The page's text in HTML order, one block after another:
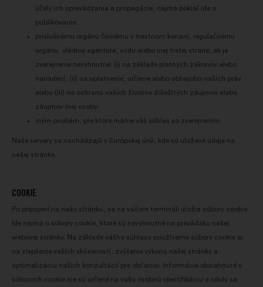
účely ich sprevádzania a propagácie, najmä pokiaľ ide o
publikovanie.
príslušnému orgánu činnému v trestnom konaní, regulačnému
orgánu, vládnej agentúre, súdu alebo inej tretej strane, ak je
zverejnenie nevyhnutné: (i) na základe platných zákonov alebo
nariadení, (ii) na uplatnenie, určenie alebo obhajobu našich práv
alebo (iii) na ochranu vašich životne dôležitých záujmov alebo
záujmov inej osoby;
iným osobám, pre ktoré máme váš súhlas so zverejnením.
Naše servery sa nachádzajú v Európskej únii, kde sú uložené údaje na
našej stránke.
COOKIE
Po pripojení na našu stránku, sa na vašom termináli uložia súbory cookie.
Ide najmä o súbory cookie, ktoré sú nevyhnutné na prevádzku našej
webovej stránky. Na základe vášho súhlasu používame súbory cookie aj
na zlepšenie vašich skúseností, zvýšenie výkonu našej stránky a
optimalizáciu našich konzultácií pre občanov. Informácie obsiahnuté v
súboroch cookie nie sú určené na vašu osobnú identifikáciu a nikdy sa